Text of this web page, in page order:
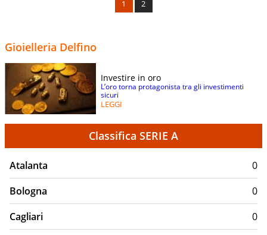
1 2
Gioielleria Delfino
Investire in oro
L’oro torna protagonista tra gli investimenti
sicuri
LEGGI
Classifica SERIE A
Atalanta
0
Bologna
0
Cagliari
0